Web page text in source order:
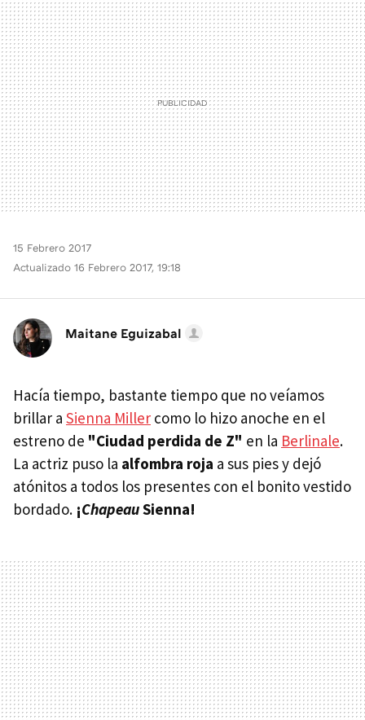
MAIL
15 Febrero 2017
Actualizado 16 Febrero 2017, 19:18
Maitane Eguizabal
Hacía tiempo, bastante tiempo que no veíamos
brillar a Sienna Miller como lo hizo anoche en el
estreno de "Ciudad perdida de Z" en la Berlinale.
La actriz puso la alfombra roja a sus pies y dejó
atónitos a todos los presentes con el bonito vestido
bordado. ¡ChapeauSienna!